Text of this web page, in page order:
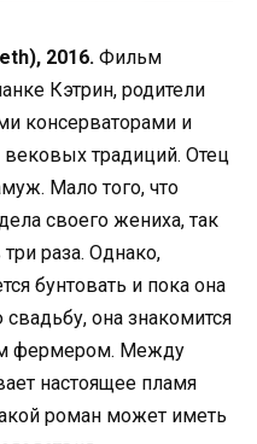
2016. Фильм
Кэтрин, родители
консерваторами и
традиций. Отец
Мало того, что
своего жениха, так
раза. Однако,
бунтовать и пока она
она знакомится
фермером. Между
настоящее пламя
роман может иметь